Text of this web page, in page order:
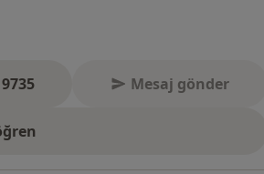
Mesaj gönder